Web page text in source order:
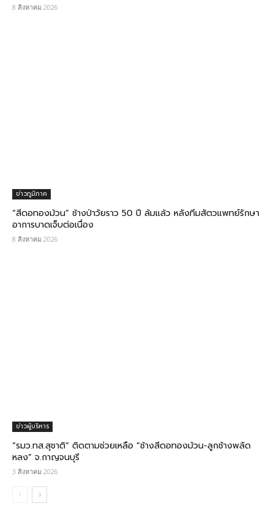
8 สิงหาคม 2026
ข่าวภูมิภาค
“สีดอทองม้วน” ช้างป่าวัยราว 50 ปี ล้มแล้ว หลังทีมสัตวแพทย์รักษา
อาการบาดเจ็บต่อเนื่อง
8 สิงหาคม 2026
ข่าวผู้บริหาร
“รมว.ทส.สุชาติ” ติดตามช่วยเหลือ “ช้างสีดอทองม้วน-ลูกช้างพลัด
หลง” จ.กาญจนบุรี
3 สิงหาคม 2026